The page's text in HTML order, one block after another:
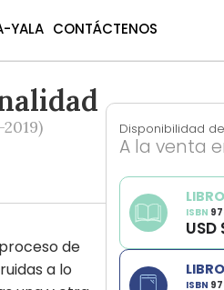
YALA CONTÁCTENOS
de
a lo
Disponibilidad
A la venta
ISBN
ISBN